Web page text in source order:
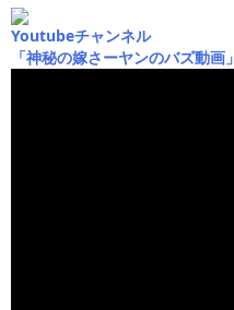
Youtubeチャンネル
「神秘の嫁さーヤンのバズ動画」